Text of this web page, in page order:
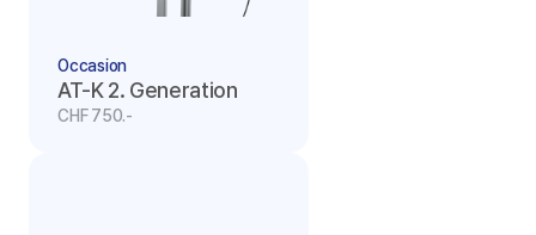
Occasion
AT-K 2. Generation
CHF 750.-